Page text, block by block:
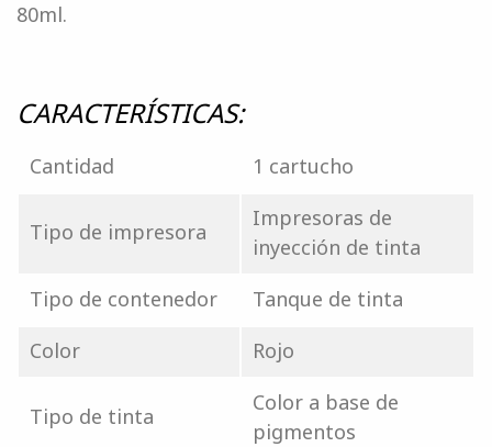
80ml.
CARACTERÍSTICAS:
Cantidad 1 cartucho
Tipo de impresora
Impresoras de
inyección de tinta
Tipo de contenedor
Tanque de tinta
Color
Rojo
Tipo de tinta
Color a base de
pigmentos